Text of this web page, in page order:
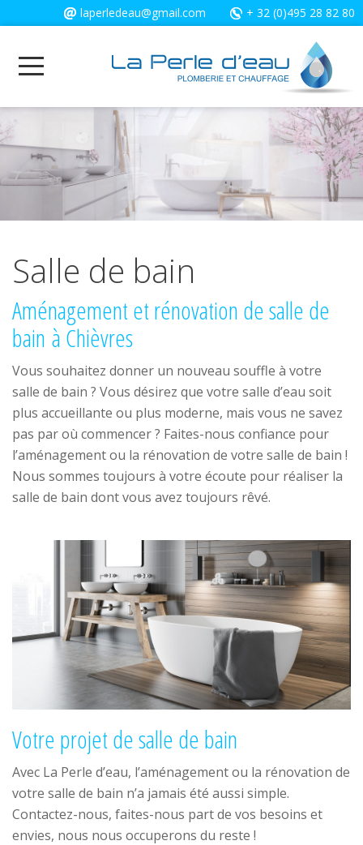
+ 32 (0)495 28 82 80
laperledeau@gmail.com
Salle de bain
Aménagement et rénovation de salle de
bain à Chièvres
Vous souhaitez donner un nouveau souffle à votre
salle de bain ? Vous désirez que votre salle d’eau soit
plus accueillante ou plus moderne, mais vous ne savez
pas par où commencer ? Faites-nous confiance pour
l’aménagement ou la rénovation de votre salle de bain !
Nous sommes toujours à votre écoute pour réaliser la
salle de bain dont vous avez toujours rêvé.
Votre projet de salle de bain
Avec La Perle d’eau, l’aménagement ou la rénovation de
votre salle de bain n’a jamais été aussi simple.
Contactez-nous, faites-nous part de vos besoins et
envies, nous nous occuperons du reste !
Cookies management panel